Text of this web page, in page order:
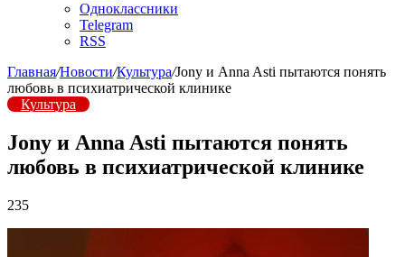
Одноклассники
Telegram
RSS
Главная/Новости/Культура/Jony и Anna Asti пытаются понять
любовь в психиатрической клинике
Культура
Jony и Anna Asti пытаются понять
любовь в психиатрической клинике
235